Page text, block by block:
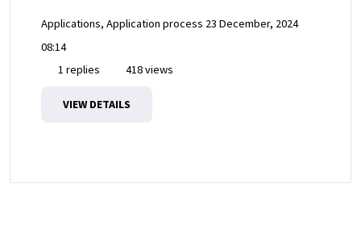
Applications, Application process 23 December, 2024
08:14
1 replies
418 views
VIEW DETAILS